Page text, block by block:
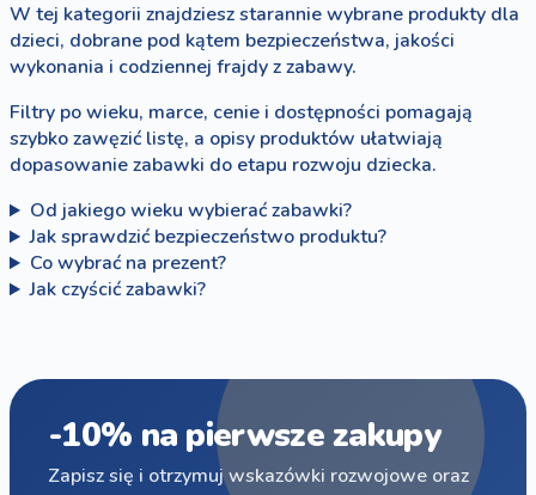
W tej kategorii znajdziesz starannie wybrane produkty dla
dzieci, dobrane pod kątem bezpieczeństwa, jakości
wykonania i codziennej frajdy z zabawy.
Filtry po wieku, marce, cenie i dostępności pomagają
szybko zawęzić listę, a opisy produktów ułatwiają
dopasowanie zabawki do etapu rozwoju dziecka.
Od jakiego wieku wybierać zabawki?
Jak sprawdzić bezpieczeństwo produktu?
Co wybrać na prezent?
Jak czyścić zabawki?
-10% na pierwsze zakupy
Zapisz się i otrzymuj wskazówki rozwojowe oraz